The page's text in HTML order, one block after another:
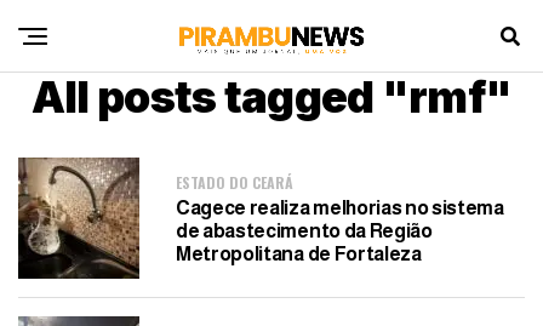
All posts tagged "rmf"
ESTADO DO CEARÁ
Cagece realiza melhorias no sistema
de abastecimento da Região
Metropolitana de Fortaleza